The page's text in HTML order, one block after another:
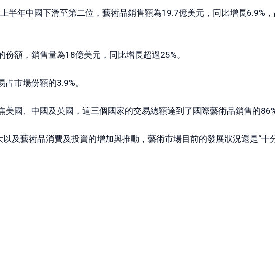
半年中國下滑至第二位，藝術品銷售額為19.7億美元，同比增長6.9%
額，銷售量為18億美元，同比增長超過25%。
市場份額的3.9%。
國、中國及英國，這三個國家的交易總額達到了國際藝術品銷售的86%
及藝術品消費及投資的增加與推動，藝術市場目前的發展狀況還是“十